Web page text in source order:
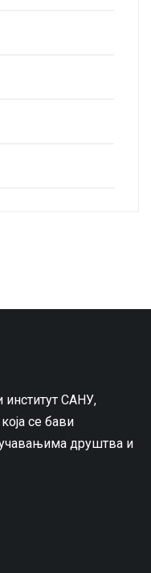
САНУ,
се бави
друштва и